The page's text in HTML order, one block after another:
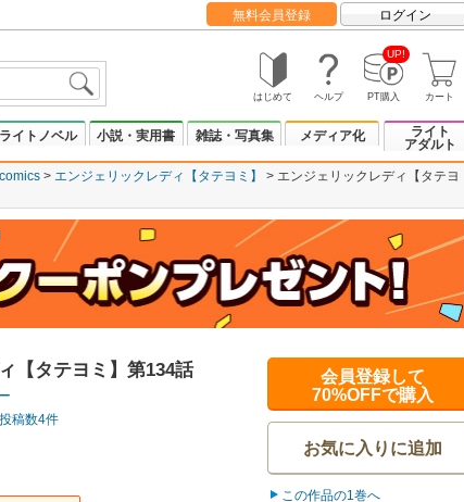
無料会員登録 ログイン
はじめて ヘルプ
UP!
PT購入 カート
ライトノベル 小説・実用書 雑誌・写真集 メディア化
ライト
アダルト
エンジェリックレディ【タテヨミ】
エンジェリックレディ【タテヨ
【タテヨミ】第134話
投稿数4件
会員登録して
70%OFFで購入
お気に入りに追加
この作品の1巻へ